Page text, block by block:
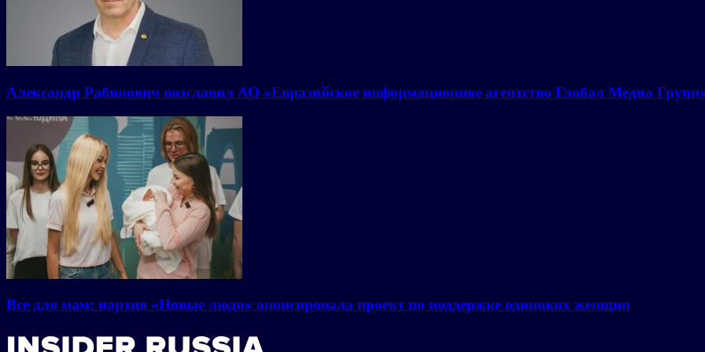
Александр Рабинович возглавил АО «Евразийское информационное агентство Глобал Медиа
Все для мам: партия «Новые люди» анонсировала проект по поддержке одиноких женщин